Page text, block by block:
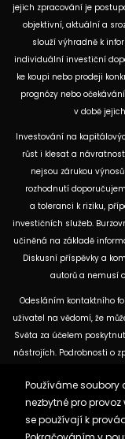
jejich zpracování je
objektivní, aktuální a
slouží výhradně k
individuální investiční
ke koupi nebo prodeji
prognózy nebo
v době
Investování na
růst i klesat a
nejsou zárukou
rozhodnutí
a toleranci k riziku,
investičních služeb.
učiněná na základě
Diskusní příspěvky a
autorů a nemusí
Odesláním kontaktního
uživatel na vědomí, že
Světa za účelem
nástrojích. Podrobnosti o
dostupných na těchto
být uvedeny informace o
ke
Používáme soubory
nezbytné pro
se používají k